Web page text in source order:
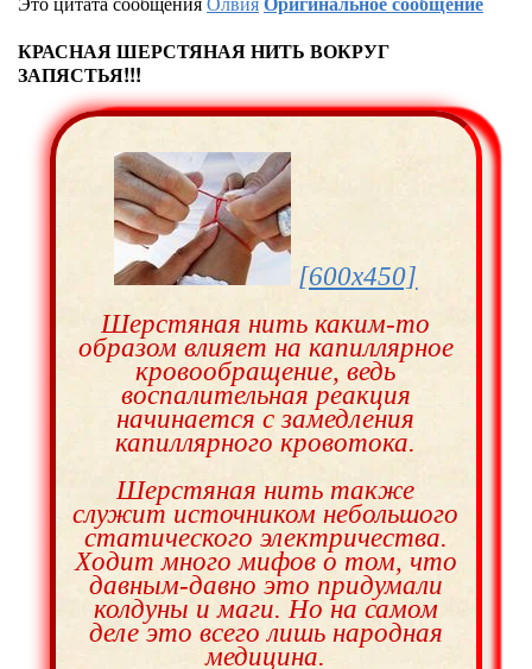
КРАСНАЯ ШЕРСТЯНАЯ НИТЬ ВОКРУГ
ЗАПЯСТЬЯ!!!
[600x450]
Шерстяная нить каким-то
образом влияет на капиллярное
кровообращение, ведь
воспалительная реакция
начинается с замедления
капиллярного кровотока.
Шерстяная нить также
служит источником небольшого
статического электричества.
Ходит много мифов о том, что
давным-давно это придумали
колдуны и маги. Но на самом
деле это всего лишь народная
медицина.